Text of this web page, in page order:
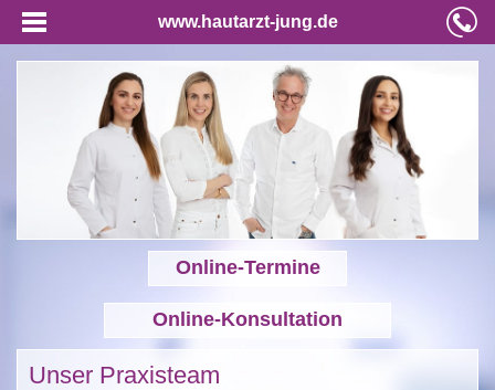
www.hautarzt-jung.de
Online-Termine
Online-Konsultation
Unser Praxisteam